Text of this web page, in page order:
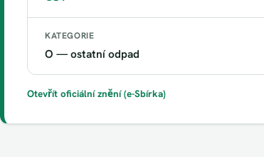
KATEGORIE
O — ostatní odpad
Otevřít oficiální znění (e-Sbírka)